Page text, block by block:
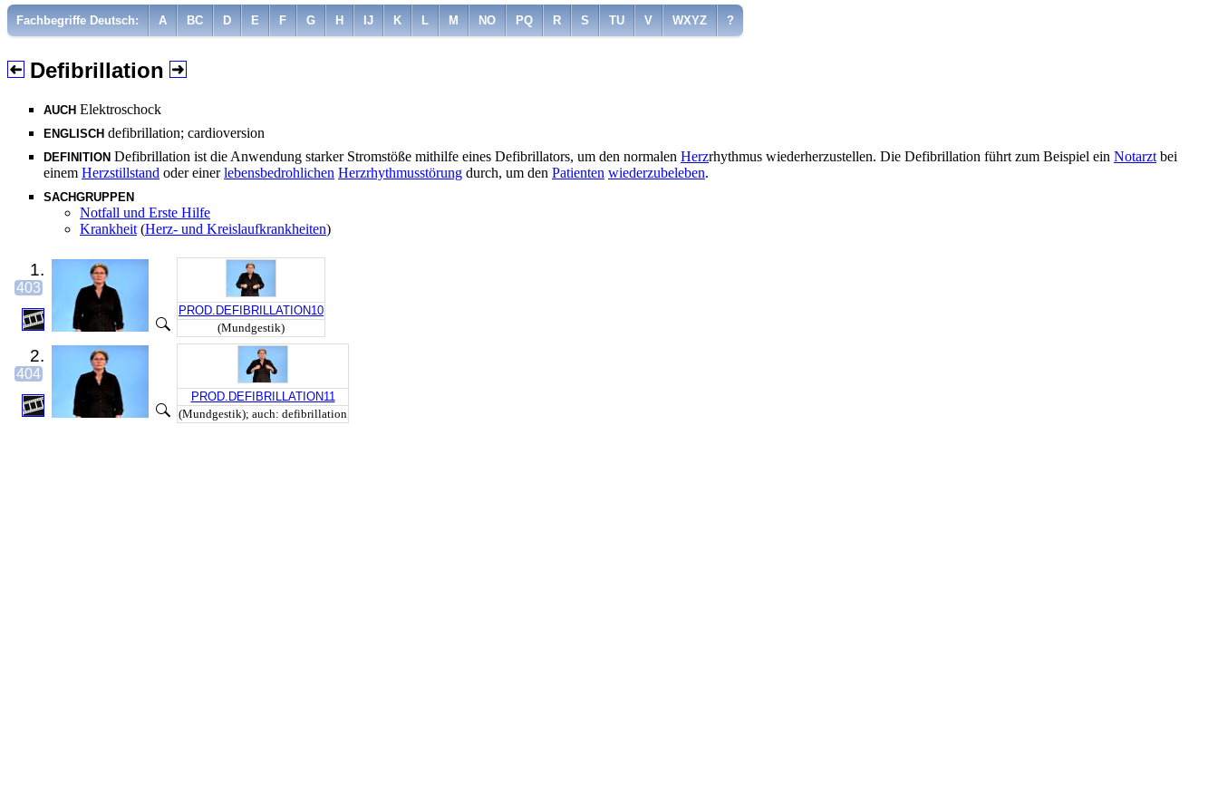
Fachbegriffe Deutsch: A BC D E F G H IJ K L M NO PQ R S TU V WXYZ ?
Defibrillation
AUCH Elektroschock
ENGLISCH defibrillation; cardioversion
DEFINITION Defibrillation ist die Anwendung starker Stromstöße mithilfe eines Defibrillators, um den normalen Herzrhythmus wiederherzustellen. Die Defibrillation führt zum Beispiel ein Notarzt bei
einem Herzstillstand oder einerlebensbedrohlichen Herzrhythmusstörung durch, um den Patienten wiederzubeleben.
SACHGRUPPEN
Notfall und Erste Hilfe
Krankheit (Herz- und Kreislaufkrankheiten)
1.
403
PROD.DEFIBRILLATION10
(Mundgestik)
2.
404
PROD.DEFIBRILLATION11
(Mundgestik); auch: defibrillation